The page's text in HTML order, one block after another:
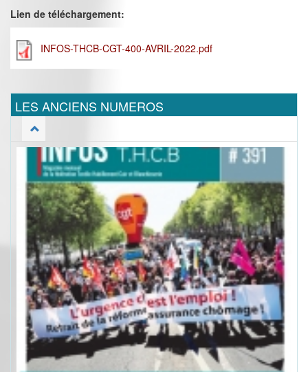
Lien de téléchargement:
INFOS-THCB-CGT-400-AVRIL-2022.pdf
LES ANCIENS NUMEROS